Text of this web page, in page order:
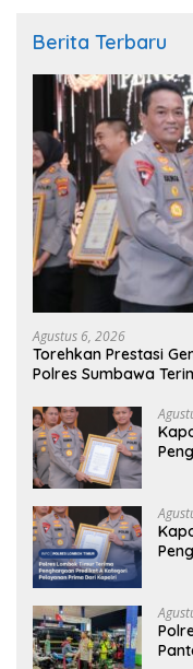
Berita Terbaru
Agustus 6, 2026
Torehkan Prestasi
Polres Sumbawa